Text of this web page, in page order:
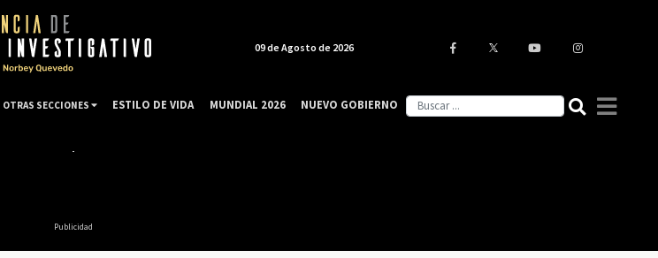
Publicidad
09 de Agosto de 2026
OTRAS SECCIONES ESTILO DE VIDA MUNDIAL 2026 NUEVO GOBIERNO